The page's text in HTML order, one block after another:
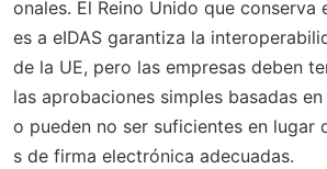
onales. El Reino Unido que conserva
es a eIDAS garantiza la
de la UE, pero las empresas deben
las aprobaciones simples basadas
o pueden no ser suficientes en lugar
s de firma electrónica adecuadas.